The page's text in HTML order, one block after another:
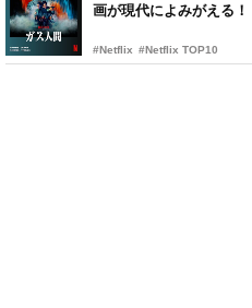
画が現代によみがえる！
#Netflix #Netflix TOP10